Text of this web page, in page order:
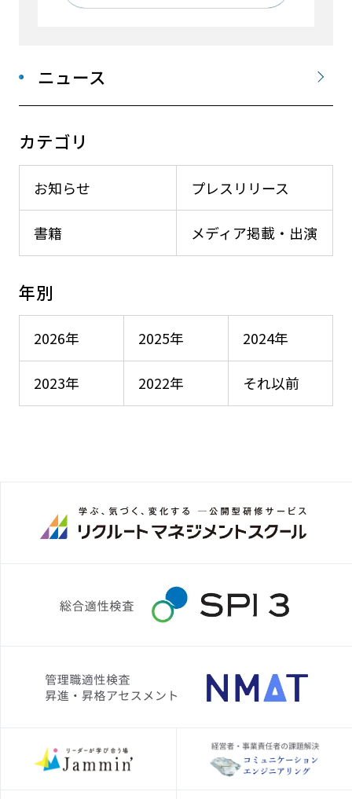
ニュース
カテゴリ
お知らせ プレスリリース
メディア掲載・出演
書籍
年別
2026年 2025年 2024年
2023年 2022年 それ以前